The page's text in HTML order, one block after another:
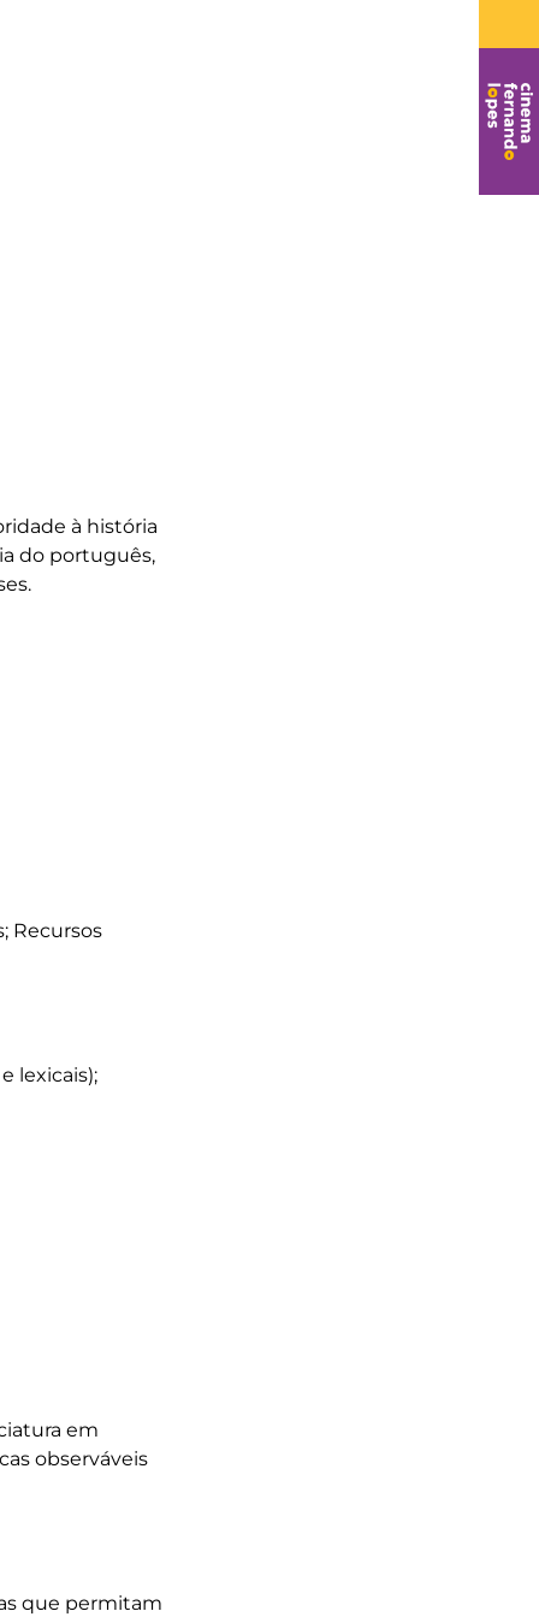
à história
do português,
Recursos
lexicais);
em
observáveis
que permitam